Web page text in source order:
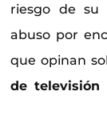
riesgo de su
abuso por
que opinan
de televisión